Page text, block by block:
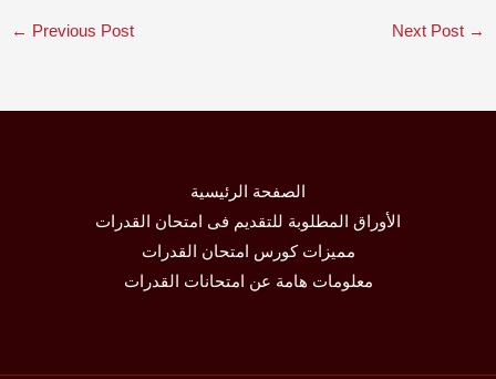
← Previous Post Next Post →
الصفحة الرئيسية
الأوراق المطلوبة للتقديم فى امتحان القدرات
مميزات كورس امتحان القدرات
معلومات هامة عن امتحانات القدرات